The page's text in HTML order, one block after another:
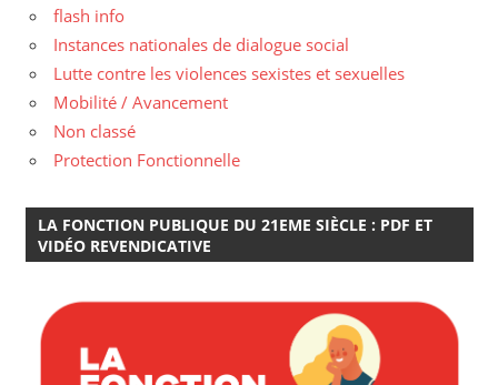
flash info
Instances nationales de dialogue social
Lutte contre les violences sexistes et sexuelles
Mobilité / Avancement
Non classé
Protection Fonctionnelle
LA FONCTION PUBLIQUE DU 21EME SIÈCLE : PDF ET
VIDÉO REVENDICATIVE